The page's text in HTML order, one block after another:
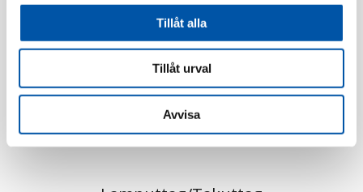
Tillåt alla
Tillåt urval
Avvisa
Schneider
trapp/1-p inf snabb
Schneider
Exxact väggutt 2-v mj
inf snabb ant